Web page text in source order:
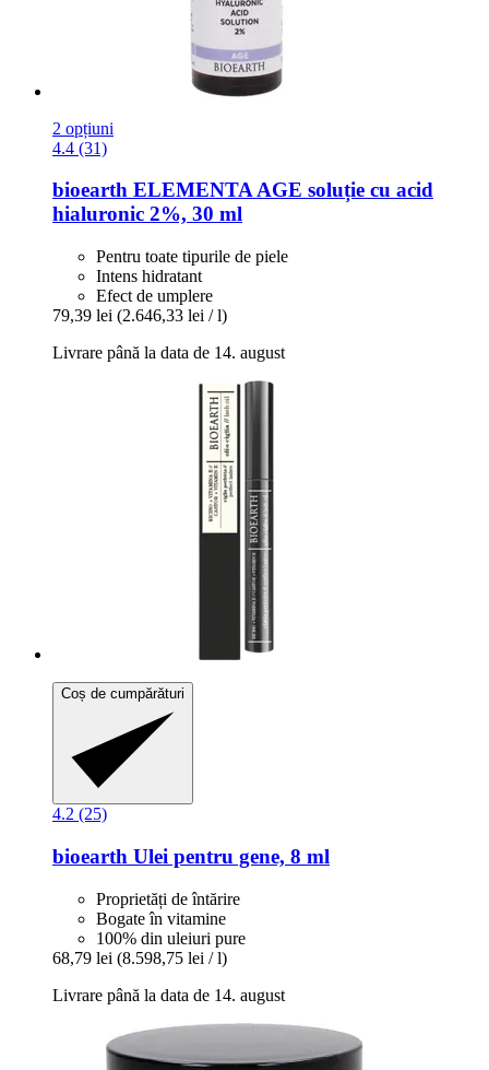
2 opțiuni
4.4 (31)
bioearth ELEMENTA AGE soluție cu acid
hialuronic 2%, 30 ml
Pentru toate tipurile de piele
Intens hidratant
Efect de umplere
79,39 lei (2.646,33 lei / l)
Livrare până la data de 14. august
Coș de cumpărături
4.2 (25)
bioearth Ulei pentru gene, 8 ml
Proprietăți de întărire
Bogate în vitamine
100% din uleiuri pure
68,79 lei (8.598,75 lei / l)
Livrare până la data de 14. august